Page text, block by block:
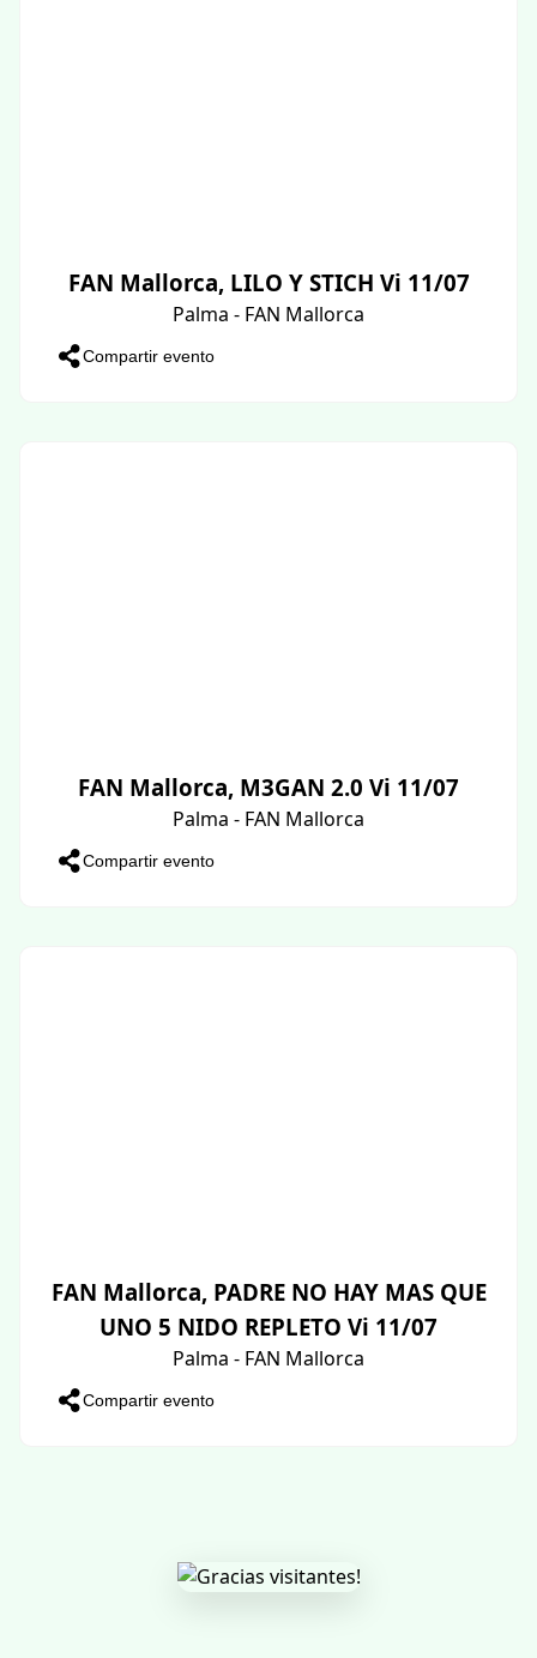
FAN Mallorca, LILO Y STICH Vi 11/07
Palma - FAN Mallorca
Compartir evento
FAN Mallorca, M3GAN 2.0 Vi 11/07
Palma - FAN Mallorca
Compartir evento
FAN Mallorca, PADRE NO HAY MAS QUE
UNO 5 NIDO REPLETO Vi 11/07
Palma - FAN Mallorca
Compartir evento